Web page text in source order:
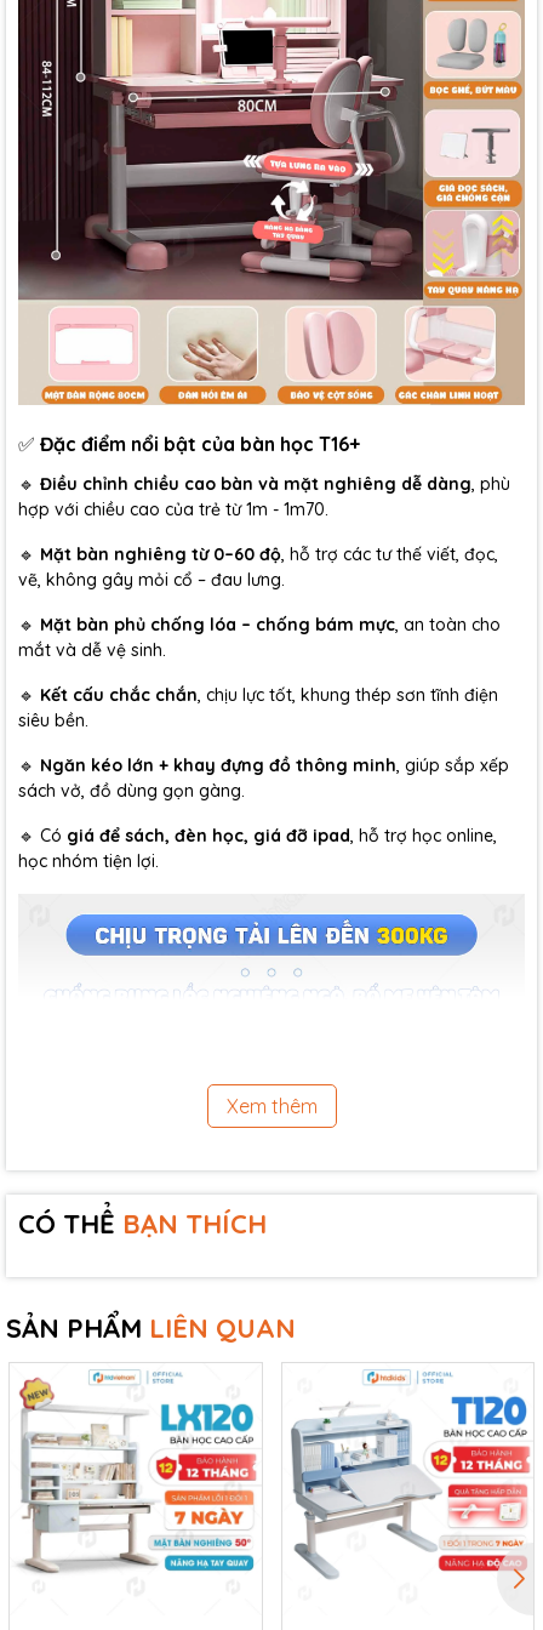
✅ Đặc điểm nổi bật của bàn học T16+
🔹 Điều chỉnh chiều cao bàn và mặt nghiêng dễ dàng, phù
hợp với chiều cao của trẻ từ 1m - 1m70.
🔹 Mặt bàn nghiêng từ 0–60 độ, hỗ trợ các tư thế viết, đọc,
vẽ, không gây mỏi cổ – đau lưng.
🔹 Mặt bàn phủ chống lóa – chống bám mực, an toàn cho
mắt và dễ vệ sinh.
🔹 Kết cấu chắc chắn, chịu lực tốt, khung thép sơn tĩnh điện
siêu bền.
🔹 Ngăn kéo lớn + khay đựng đồ thông minh, giúp sắp xếp
sách vở, đồ dùng gọn gàng.
🔹 Có giá để sách, đèn học, giá đỡ ipad, hỗ trợ học online,
học nhóm tiện lợi.
Xem thêm
CÓ THỂ BẠN THÍCH
SẢN PHẨM LIÊN QUAN